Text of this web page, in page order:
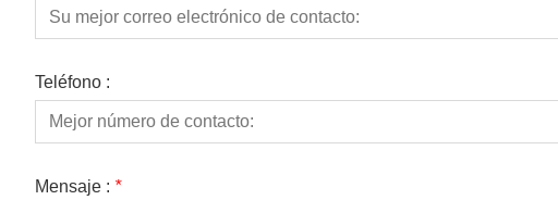
Teléfono :
Mensaje : *